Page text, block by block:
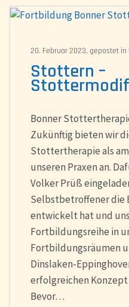
20. Februar 2023, gepostet in
Stottern –
Bonner
Zukünftig bieten wir
Stottertherapie als
unseren Praxen an.
Volker Prüß
Selbstbetroffener die
entwickelt hat und
Fortbildungsreihe in
Fortbildungsräumen
Dinslaken-
erfolgreichen
Bevor…